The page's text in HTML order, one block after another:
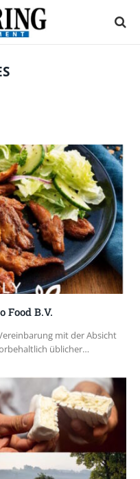
Food B.V.
mit der Absicht
üblicher…